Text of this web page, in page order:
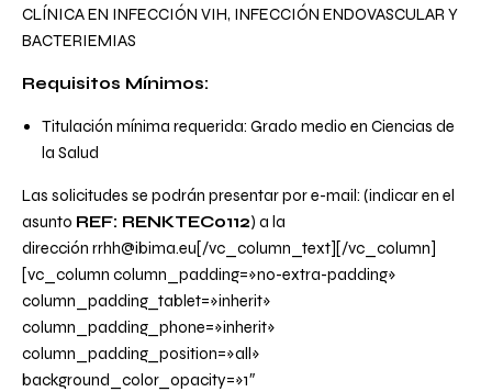
CLÍNICA EN INFECCIÓN VIH, INFECCIÓN ENDOVASCULAR Y
BACTERIEMIAS
Requisitos Mínimos:
Titulación mínima requerida: Grado medio en Ciencias de
la Salud
Las solicitudes se podrán presentar por e-mail: (indicar en el
asunto REF: RENKTEC0112) a la
dirección rrhh@ibima.eu[/vc_column_text][/vc_column]
[vc_column column_padding=»no-extra-padding»
column_padding_tablet=»inherit»
column_padding_phone=»inherit»
column_padding_position=»all»
background_color_opacity=»1″